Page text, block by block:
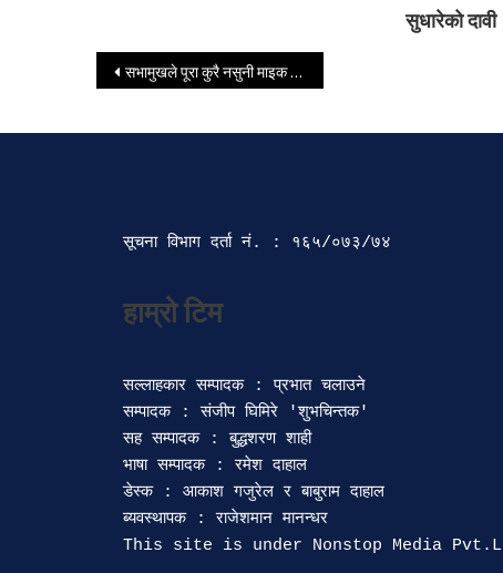
सुधारेको दावी
Post navigation
सभामुखले पूरा कुरै नसुनी माइक काटिदिनुभयो – एमाले सांसद राजेन्द्र राई
सूचना विभाग दर्ता‍ नं. : १६५/०७३/७४
हाम्रो टिम
सल्लाहकार सम्पादक : प्रभात चलाउने
सम्पादक : संजीप घिमिरे 'शुभचिन्तक'
सह सम्पादक : बुद्धशरण शाही
भाषा सम्पादक : रमेश दाहाल
डेस्क : आकाश गजुरेल र बाबुराम दाहाल
ब्यवस्थापक : राजेशमान मानन्धर